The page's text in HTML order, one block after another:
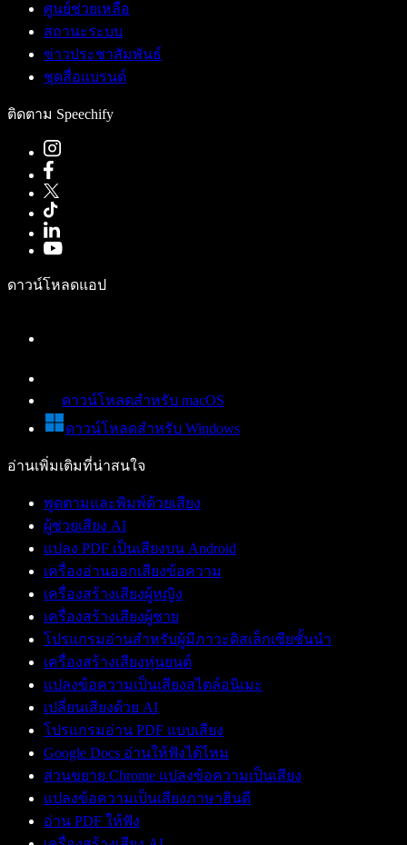
ศูนย์ช่วยเหลือ
สถานะระบบ
ข่าวประชาสัมพันธ์
ชุดสื่อแบรนด์
ติดตาม Speechify
ดาวน์โหลดแอป
ดาวน์โหลดสำหรับ macOS
ดาวน์โหลดสำหรับ Windows
อ่านเพิ่มเติมที่น่าสนใจ
พูดตามและพิมพ์ด้วยเสียง
ผู้ช่วยเสียง AI
แปลง PDF เป็นเสียงบน Android
เครื่องอ่านออกเสียงข้อความ
เครื่องสร้างเสียงผู้หญิง
เครื่องสร้างเสียงผู้ชาย
โปรแกรมอ่านสำหรับผู้มีภาวะดิสเล็กเซียชั้นนำ
เครื่องสร้างเสียงหุ่นยนต์
แปลงข้อความเป็นเสียงสไตล์อนิเมะ
เปลี่ยนเสียงด้วย AI
โปรแกรมอ่าน PDF แบบเสียง
Google Docs อ่านให้ฟังได้ไหม
ส่วนขยาย Chrome แปลงข้อความเป็นเสียง
แปลงข้อความเป็นเสียงภาษาฮินดี
อ่าน PDF ให้ฟัง